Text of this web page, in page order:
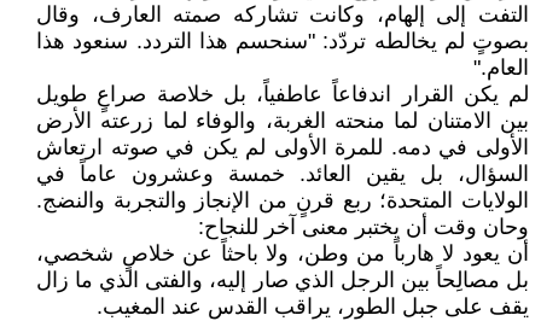
التفت إلى إلهام، وكانت تشاركه صمته العارف، وقال
بصوتٍ لم يخالطه تردّد: "سنحسم هذا التردد. سنعود هذا
العام."
لم يكن القرار اندفاعاً عاطفياً، بل خلاصة صراعٍ طويل
بين الامتنان لما منحته الغربة، والوفاء لما زرعته الأرض
الأولى في دمه. للمرة الأولى لم يكن في صوته ارتعاش
السؤال، بل يقين العائد. خمسة وعشرون عاماً في
الولايات المتحدة؛ ربع قرنٍ من الإنجاز والتجربة والنضج.
وحان وقت أن يختبر معنى آخر للنجاح:
أن يعود لا هارباً من وطن، ولا باحثاً عن خلاصٍ شخصي،
بل مصالِحاً بين الرجل الذي صار إليه، والفتى الذي ما زال
يقف على جبل الطور، يراقب القدس عند المغيب.